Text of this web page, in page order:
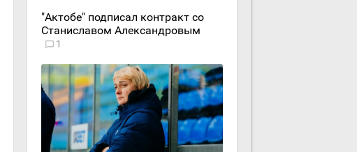
"Актобе" подписал контракт со
Станиславом Александровым
1